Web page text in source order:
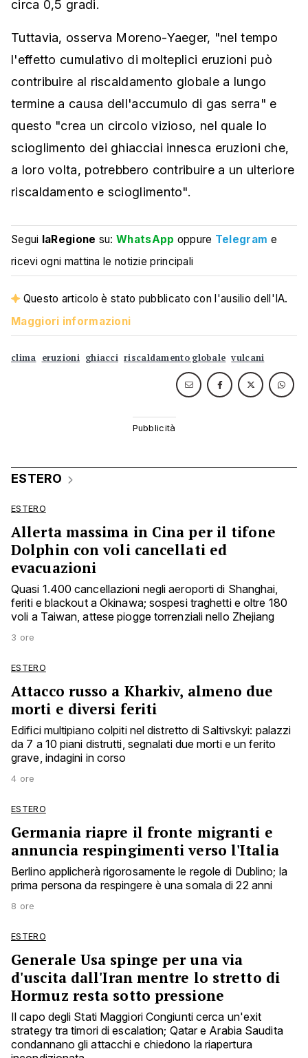
circa 0,5 gradi.
Tuttavia, osserva Moreno-Yaeger, "nel tempo
l'effetto cumulativo di molteplici eruzioni può
contribuire al riscaldamento globale a lungo
termine a causa dell'accumulo di gas serra" e
questo "crea un circolo vizioso, nel quale lo
scioglimento dei ghiacciai innesca eruzioni che,
a loro volta, potrebbero contribuire a un ulteriore
riscaldamento e scioglimento".
Segui laRegione su:WhatsApp oppure Telegram e
ricevi ogni mattina le notizie principali
Questo articolo è stato pubblicato con l'ausilio dell'IA.
Maggiori informazioni
clima eruzioni ghiacci riscaldamento globale vulcani
ESTERO
ESTERO
Allerta massima in Cina per il tifone
Dolphin con voli cancellati ed
evacuazioni
Quasi 1.400 cancellazioni negli aeroporti di Shanghai,
feriti e blackout a Okinawa; sospesi traghetti e oltre 180
voli a Taiwan, attese piogge torrenziali nello Zhejiang
3 ore
ESTERO
Attacco russo a Kharkiv, almeno due
morti e diversi feriti
Edifici multipiano colpiti nel distretto di Saltivskyi: palazzi
da 7 a 10 piani distrutti, segnalati due morti e un ferito
grave, indagini in corso
4 ore
ESTERO
Germania riapre il fronte migranti e
annuncia respingimenti verso l'Italia
Berlino applicherà rigorosamente le regole di Dublino; la
prima persona da respingere è una somala di 22 anni
8 ore
ESTERO
Generale Usa spinge per una via
d'uscita dall'Iran mentre lo stretto di
Hormuz resta sotto pressione
Il capo degli Stati Maggiori Congiunti cerca un'exit
strategy tra timori di escalation; Qatar e Arabia Saudita
condannano gli attacchi e chiedono la riapertura